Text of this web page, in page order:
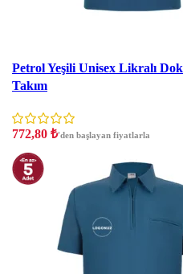
Petrol Yeşili Unisex Likralı
Takım
772,80 ₺'den başlayan fiyatlarla